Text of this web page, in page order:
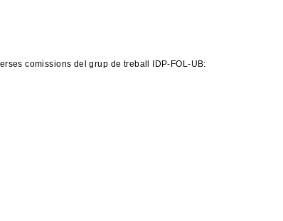
comissions del grup de treball IDP-FOL-UB: